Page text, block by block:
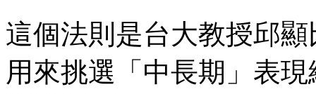
這個法則是台大教授邱
用來挑選「中長期」表